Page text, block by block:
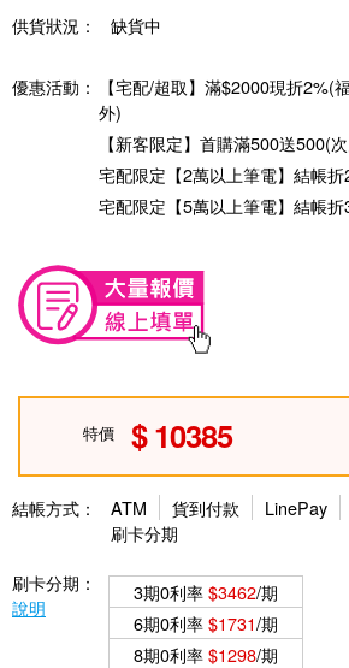
供貨狀況：
缺貨中
優惠活動：
【宅配/超取】滿$2000現折2%(
外)
【新客限定】首購滿500送500(
宅配限定【2萬以上筆電】結帳
宅配限定【5萬以上筆電】結帳
特價 10385
結帳方式： ATM 貨到付款 LinePay
刷卡分期
刷卡分期：
說明
3期0利率$3462/期
6期0利率$1731/期
8期0利率$1298/期